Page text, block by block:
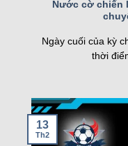
nghiệp, kqbd ngày
mình.
Các tính năng
Nước cờ chiến
Ngày cuối của kỳ
thời
13
Th2